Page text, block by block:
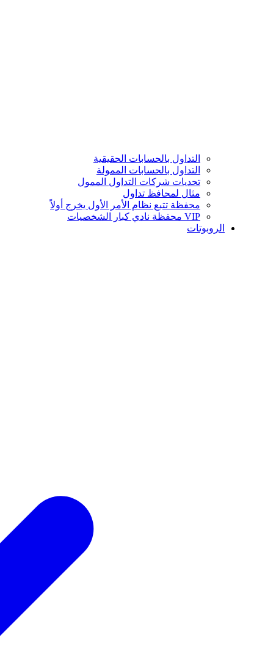
التداول بالحسابات الحقيقية
التداول بالحسابات الممولة
تحديات شركات التداول الممول
مثال لمحافظ تداول
محفظة تتبع نظام الأمر الأول يخرج أولاً
VIP محفظة نادي كبار الشخصيات
الروبوتات